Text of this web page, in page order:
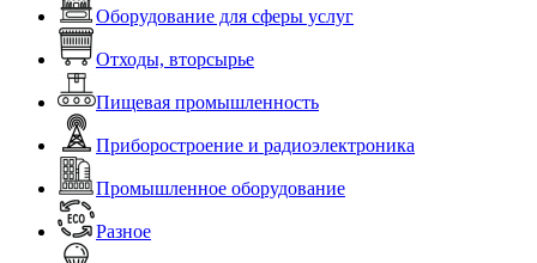
Оборудование для сферы услуг
Отходы, вторсырье
Пищевая промышленность
Приборостроение и радиоэлектроника
Промышленное оборудование
Разное